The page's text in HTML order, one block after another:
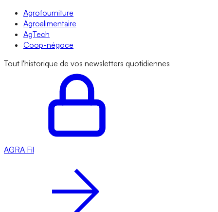
Agrofourniture
Agroalimentaire
AgTech
Coop-négoce
Tout l'historique de vos newsletters quotidiennes
AGRA Fil